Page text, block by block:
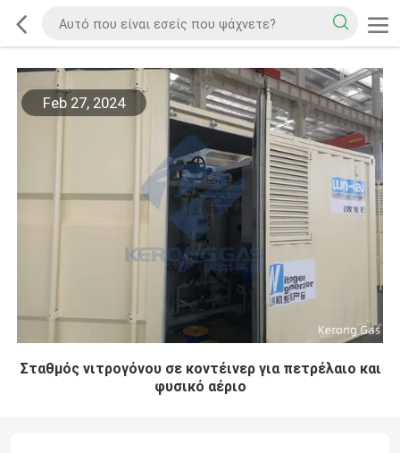
Feb 27, 2024
Σταθμός νιτρογόνου σε κοντέινερ για πετρέλαιο και
φυσικό αέριο